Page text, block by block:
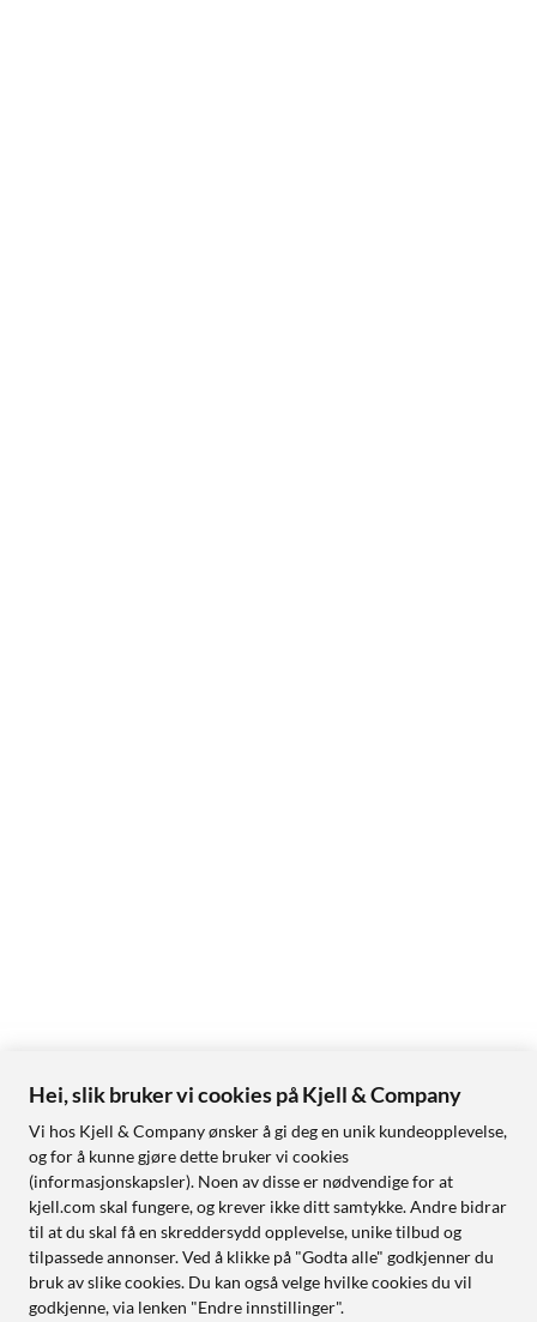
Hei, slik bruker vi cookies på Kjell & Company
Vi hos Kjell & Company ønsker å gi deg en unik kundeopplevelse,
og for å kunne gjøre dette bruker vi cookies
(informasjonskapsler). Noen av disse er nødvendige for at
kjell.com skal fungere, og krever ikke ditt samtykke. Andre bidrar
til at du skal få en skreddersydd opplevelse, unike tilbud og
tilpassede annonser. Ved å klikke på "Godta alle" godkjenner du
bruk av slike cookies. Du kan også velge hvilke cookies du vil
godkjenne, via lenken "Endre innstillinger".